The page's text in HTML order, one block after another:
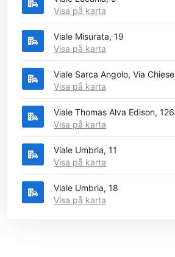
Visa på karta
Viale Misurata, 19
Visa på karta
Viale Sarca Angolo, Via Chiese
Visa på karta
Viale Thomas Alva Edison, 126
Visa på karta
Viale Umbria, 11
Visa på karta
Viale Umbria, 18
Visa på karta